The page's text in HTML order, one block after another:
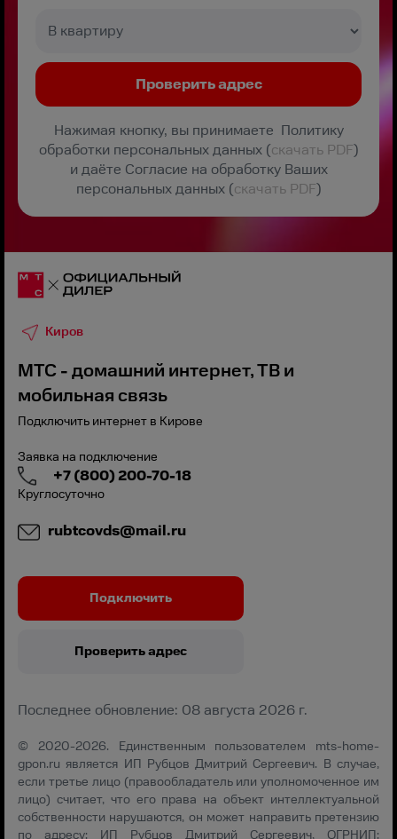
Нажимая кнопку, вы принимаете Политику
обработки персональных данных (скачать PDF)
и даёте Согласие на обработку Ваших
персональных данных (скачать PDF)
Киров
МТС - домашний интернет, ТВ и
мобильная связь
Подключить интернет в Кирове
Заявка на подключение
+7 (800) 200-70-18
Круглосуточно
rubtcovds@mail.ru
Подключить
Проверить адрес
Последнее обновление: 08 августа 2026 г.
© 2020-2026. Единственным пользователем mts-home-
gpon.ru является ИП Рубцов Дмитрий Сергеевич. В случае,
если третье лицо (правообладатель или уполномоченное им
лицо) считает, что его права на объект интеллектуальной
собственности нарушаются, он может направить претензию
по адресу: ИП Рубцов Дмитрий Сергеевич, ОГРНИП: